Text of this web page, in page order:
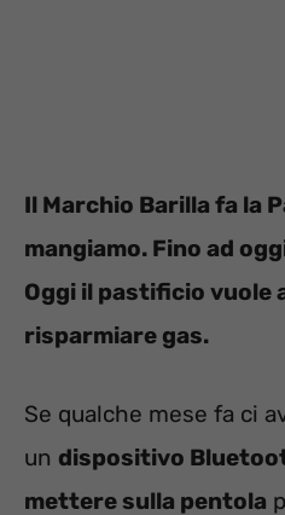
Il Marchio Barilla fa la
mangiamo. Fino ad
Oggi il pastificio vuole
risparmiare gas.
Se qualche mese fa ci
un dispositivo
mettere sulla pentola